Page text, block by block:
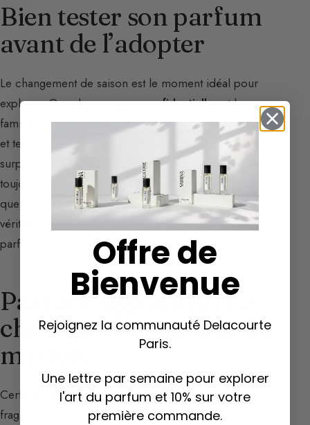
Bien tester son parfum
avant de l’adopter
Le changement de saison est le moment idéal pour
explorer. Osez lesmarques confidentielleset les
familles olfactives que vous ne connaissez pas encore,
et tentez un
test à l’aveugle
pour vous laisser
surprendre sans vous fier à l’étiquette. Surtout, essayez
toujours un parfum
sur votre peau
et laissez-le évoluer
quelques heures : c’est votre chimie qui en révèle la
véritable tenue, bien mieux qu’une simple touche à
parfum.
Parfum Signature : Le
choix du charisme et du
mystère
Certaines personnes n’aiment pas changer de
fragrance. Elles choisissent un parfum symbolisant
Offre de
Bienvenue
Rejoignez la communauté Delacourte
Paris.
Une lettre par semaine pour explorer
l'art du parfum et 10% sur votre
première commande.